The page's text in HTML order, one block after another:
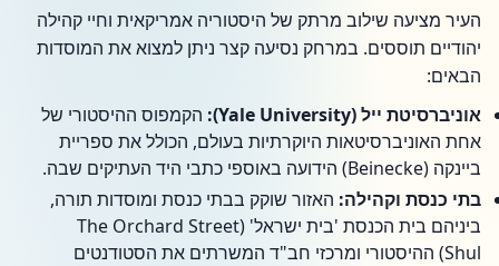
העיר מציעה שילוב מרתק של היסטוריה אמריקאית וחיי קהילה
יהודיים תוססים. במרחק נסיעה קצר ניתן למצוא את המוסדות
הבאים:
אוניברסיטת ייל (Yale University):
הקמפוס ההיסטורי של
אחת האוניברסיטאות היוקרתיות בעולם, הכולל את ספריית
ביינקה (Beinecke) הידועה באוספי כתבי היד העתיקים שבה.
בתי כנסת וקהילה: האזור שוקק בבתי כנסת ומוסדות תורה,
ביניהם בית הכנסת 'בית ישראל' (The Orchard Street
Shul) ההיסטורי ומרכזי חב"ד המשרתים את הסטודנטים